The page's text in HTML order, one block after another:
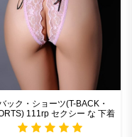
ック・ショーツ(T-BACK・
111rp セクシー な 下着